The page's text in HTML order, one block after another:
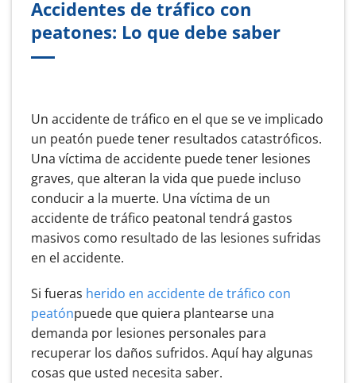
Accidentes de tráfico con
peatones: Lo que debe saber
Un accidente de tráfico en el que se ve implicado
un peatón puede tener resultados catastróficos.
Una víctima de accidente puede tener lesiones
graves, que alteran la vida que puede incluso
conducir a la muerte. Una víctima de un
accidente de tráfico peatonal tendrá gastos
masivos como resultado de las lesiones sufridas
en el accidente.
Si fueras herido en accidente de tráfico con
peatónpuede que quiera plantearse una
demanda por lesiones personales para
recuperar los daños sufridos. Aquí hay algunas
cosas que usted necesita saber.